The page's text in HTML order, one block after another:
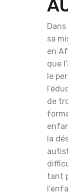
sa
en
que
le
de
la
tant